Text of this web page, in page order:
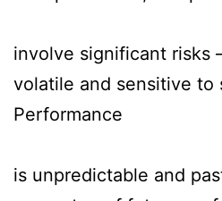
involve significant risks
volatile and sensitive to
Performance
is unpredictable and